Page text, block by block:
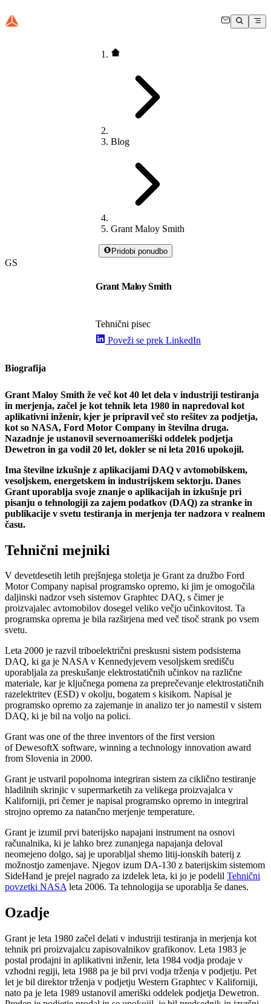
Blog
Grant Maloy Smith
Pridobi ponudbo
GS
Grant Maloy Smith
Tehnični pisec
Poveži se prek LinkedIn
Biografija
Grant Maloy Smith že več kot 40 let dela v industriji testiranja
in merjenja, začel je kot tehnik leta 1980 in napredoval kot
aplikativni inženir, kjer je pripravil več sto rešitev za podjetja,
kot so NASA, Ford Motor Company in številna druga.
Nazadnje je ustanovil severnoameriški oddelek podjetja
Dewetron in ga vodil 20 let, dokler se ni leta 2016 upokojil.
Ima številne izkušnje z aplikacijami DAQ v avtomobilskem,
vesoljskem, energetskem in industrijskem sektorju. Danes
Grant uporablja svoje znanje o aplikacijah in izkušnje pri
pisanju o tehnologiji za zajem podatkov (DAQ) za stranke in
publikacije v svetu testiranja in merjenja ter nadzora v realnem
času.
Tehnični mejniki
V devetdesetih letih prejšnjega stoletja je Grant za družbo Ford
Motor Company napisal programsko opremo, ki jim je omogočila
daljinski nadzor vseh sistemov Graphtec DAQ, s čimer je
proizvajalec avtomobilov dosegel veliko večjo učinkovitost. Ta
programska oprema je bila razširjena med več tisoč strank po vsem
svetu.
Leta 2000 je razvil triboelektrični preskusni sistem podsistema
DAQ, ki ga je NASA v Kennedyjevem vesoljskem središču
uporabljala za preskušanje elektrostatičnih učinkov na različne
materiale, kar je ključnega pomena za preprečevanje elektrostatičnih
razelektritev (ESD) v okolju, bogatem s kisikom. Napisal je
programsko opremo za zajemanje in analizo ter jo namestil v sistem
DAQ, ki je bil na voljo na polici.
Grant was one of the three inventors of the first version
of DewesoftX software, winning a technology innovation award
from Slovenia in 2000.
Grant je ustvaril popolnoma integriran sistem za ciklično testiranje
hladilnih skrinjic v supermarketih za velikega proizvajalca v
Kaliforniji, pri čemer je napisal programsko opremo in integriral
strojno opremo za natančno merjenje temperature.
Grant je izumil prvi baterijsko napajani instrument na osnovi
računalnika, ki je lahko brez zunanjega napajanja deloval
neomejeno dolgo, saj je uporabljal shemo litij-ionskih baterij z
možnostjo zamenjave. Njegov izum DA-130 z baterijskim sistemom
SideHand je prejel nagrado za izdelek leta, ki jo je podelil Tehnični
povzetki NASAleta 2006. Ta tehnologija se uporablja še danes.
Ozadje
Grant je leta 1980 začel delati v industriji testiranja in merjenja kot
tehnik pri proizvajalcu zapisovalnikov grafikonov. Leta 1983 je
postal prodajni in aplikativni inženir, leta 1984 vodja prodaje v
vzhodni regiji, leta 1988 pa je bil prvi vodja trženja v podjetju. Pet
let je bil direktor trženja v podjetju Western Graphtec v Kaliforniji,
nato pa je leta 1989 ustanovil ameriški oddelek podjetja Dewetron.